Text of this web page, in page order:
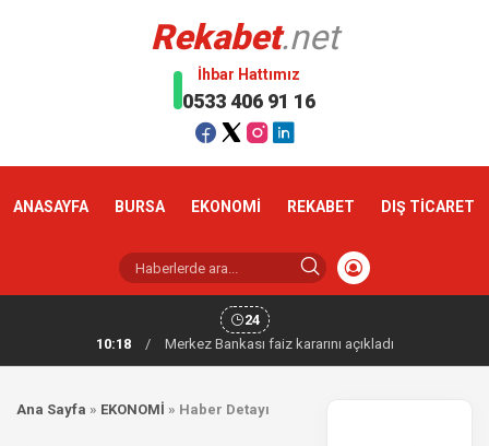
Rekabet.net
İhbar Hattımız
0533 406 91 16
ANASAYFA BURSA EKONOMİ REKABET DIŞ TİCARET
24
10:18
/ Merkez Bankası faiz kararını açıkladı
Ana Sayfa » EKONOMİ » Haber Detayı